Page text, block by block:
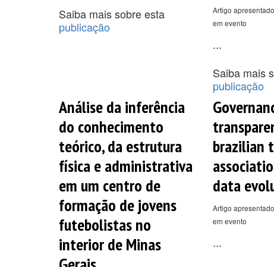
Saiba mais sobre esta
publicação
Artigo
em evento
...
Saiba mais
publicação
Análise da inferência
do conhecimento
teórico, da estrutura
física e administrativa
em um centro de
formação de jovens
futebolistas no
interior de Minas
brazilian
data
Artigo
em evento
...